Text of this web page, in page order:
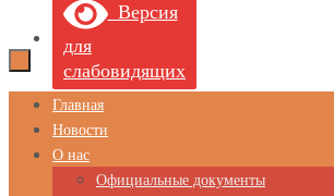
Версия
для
слабовидящих
Перейти
содержимому
Главная
Новости
О нас
Официальные документы